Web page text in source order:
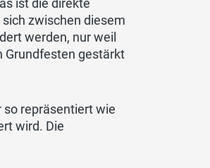
ist die direkte
zwischen diesem
werden, nur weil
Grundfesten gestärkt
so repräsentiert wie
wird. Die